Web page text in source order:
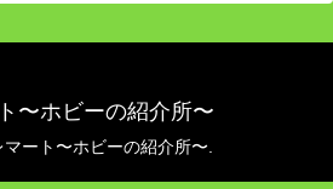
〜ホビーの紹介所〜
ート〜ホビーの紹介所〜.